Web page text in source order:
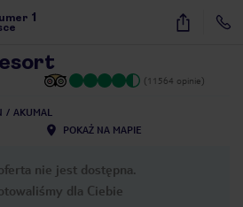
1 34
(11564 opinie)
AKUMAL
POKAŻ NA MAPIE
nie jest dostępna.
dla Ciebie